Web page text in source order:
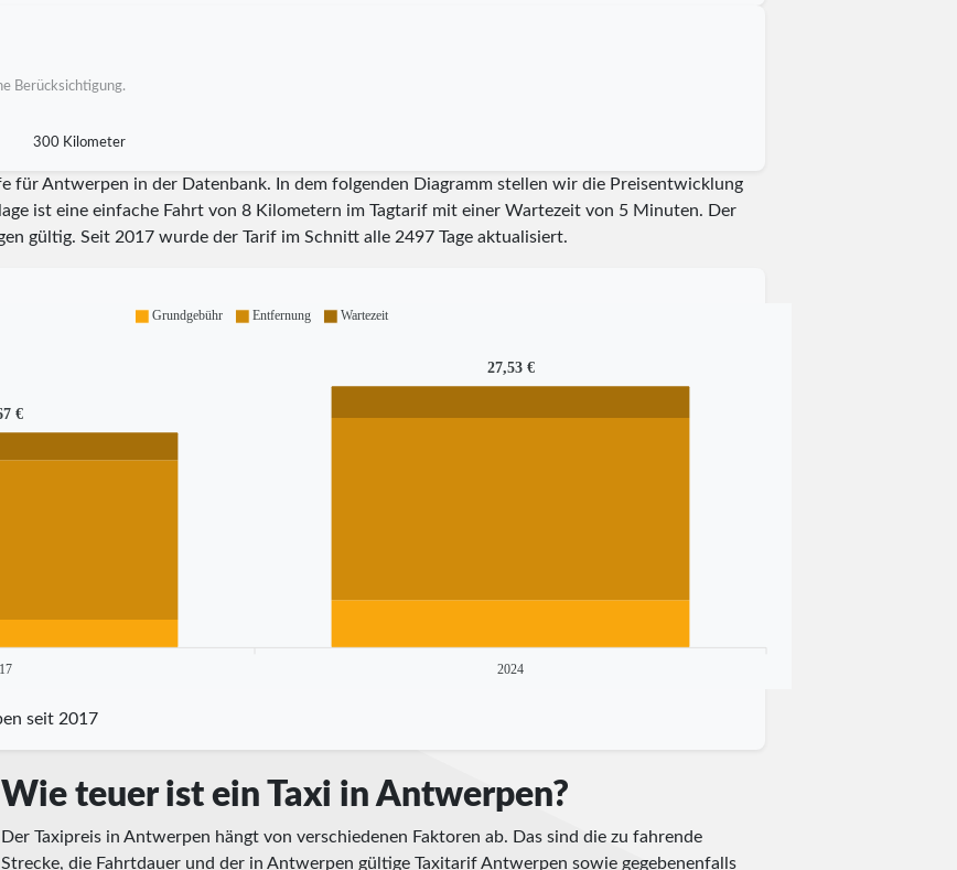
Berücksichtigung.
300 Kilometer
für Antwerpen in der Datenbank. In dem folgenden Diagramm stellen wir die Preisentwicklung
ist eine einfache Fahrt von 8 Kilometern im Tagtarif mit einer Wartezeit von 5 Minuten. Der
gültig. Seit 2017wurde der Tarif im Schnitt alle 2497Tage aktualisiert.
€
27,53 €
2024
Grundgebühr Entfernung Wartezeit
seit 2017
Wie teuer ist ein Taxi in Antwerpen?
Der Taxipreis in Antwerpen hängt von verschiedenen Faktoren ab. Das sind die zu fahrende
Strecke, die Fahrtdauer und der in Antwerpen gültige Taxitarif Antwerpen sowie gegebenenfalls